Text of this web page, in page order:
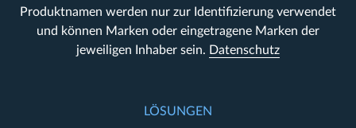
Produktnamen werden nur zur Identifizierung verwendet
und können Marken oder eingetragene Marken der
jeweiligen Inhaber sein. Datenschutz
LÖSUNGEN